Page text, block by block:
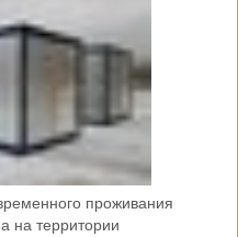
проживания
на территории